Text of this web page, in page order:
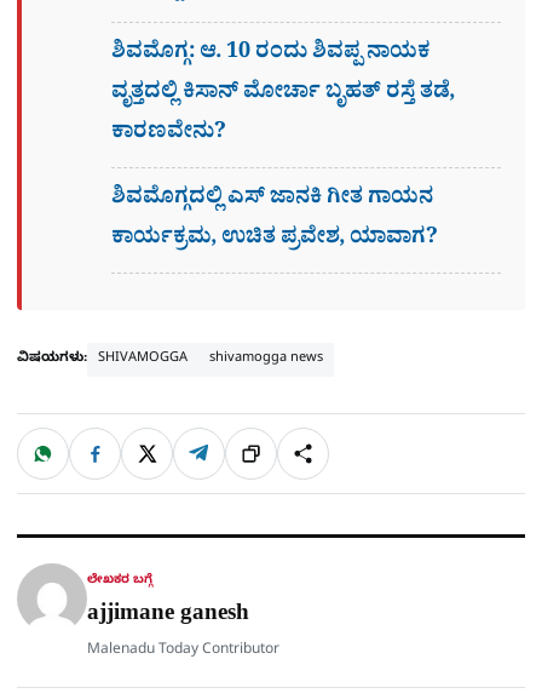
ಶಿವಮೊಗ್ಗ: ಆ. 10 ರಂದು ಶಿವಪ್ಪ ನಾಯಕ
ವೃತ್ತದಲ್ಲಿ ಕಿಸಾನ್ ಮೋರ್ಚಾ ಬೃಹತ್ ರಸ್ತೆ ತಡೆ,
ಕಾರಣವೇನು?
ಶಿವಮೊಗ್ಗದಲ್ಲಿ ಎಸ್​ ಜಾನಕಿ ಗೀತ ಗಾಯನ
ಕಾರ್ಯಕ್ರಮ, ಉಚಿತ ಪ್ರವೇಶ, ಯಾವಾಗ?
ವಿಷಯಗಳು: SHIVAMOGGA shivamogga news
ಹಂಚಿಕೊಳ್ಳಿ
W
a
t
p
F
c
e
o
X T
l
e
a
ಲಿಂ
ಕ್
S
h
a
ಲೇಖಕರ ಬಗ್ಗೆ
ajjimane ganesh
Malenadu Today Contributor